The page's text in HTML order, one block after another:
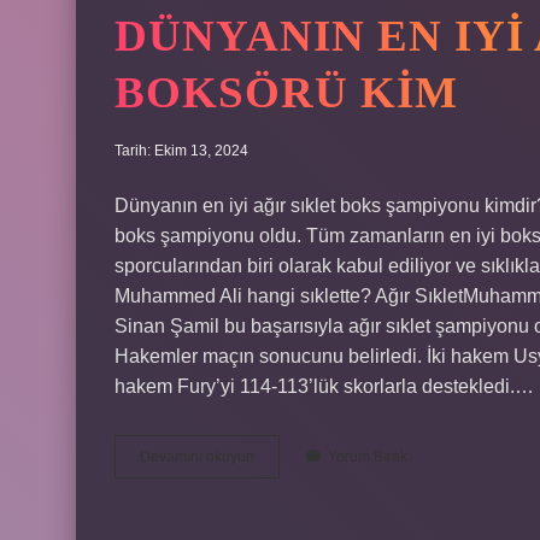
DÜNYANIN EN
BOKSÖRÜ KIM
Tarih: Ekim 13, 2024
Dünyanın en iyi ağır sıklet boks şampiyonu
boks şampiyonu oldu. Tüm zamanların en iyi
sporcularından biri olarak kabul ediliyor ve
Muhammed Ali hangi sıklette? Ağır
Sinan Şamil bu başarısıyla ağır sıklet
Hakemler maçın sonucunu belirledi. İki hakem
hakem Fury’yi 114-113’lük skorlarla destekledi.…